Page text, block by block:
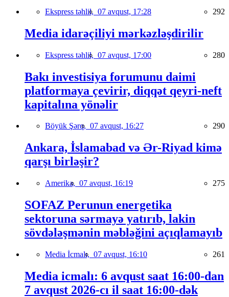
Ekspress təhlil, 07 avqust, 17:28 292
Media idarəçiliyi mərkəzləşdirilir
Ekspress təhlil, 07 avqust, 17:00 280
Bakı investisiya forumunu daimi
platformaya çevirir, diqqət qeyri-neft
kapitalına yönəlir
Böyük Şərq, 07 avqust, 16:27 290
Ankara, İslamabad və Ər-Riyad kimə
qarşı birləşir?
Amerika, 07 avqust, 16:19 275
SOFAZ Perunun energetika
sektoruna sərmayə yatırıb, lakin
sövdələşmənin məbləğini açıqlamayıb
Media İcmalı, 07 avqust, 16:10 261
Media icmalı: 6 avqust saat 16:00-dan
7 avqust 2026-cı il saat 16:00-dək